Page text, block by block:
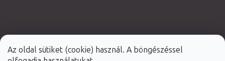
Az oldal sütiket (cookie) használ. A böngészéssel